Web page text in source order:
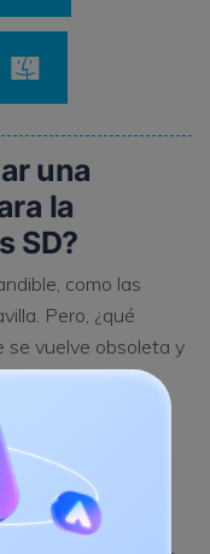
una
la
SD?
como las
Pero, ¿qué
se vuelve obsoleta y
o no, hay
a
de la tarjeta SD.
SD está